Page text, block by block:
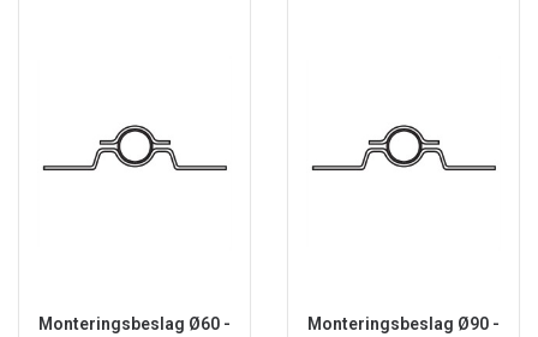
Monteringsbeslag Ø60 -
Monteringsbeslag Ø90 -